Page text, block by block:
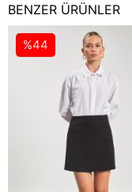
BENZER ÜRÜNLER
%44